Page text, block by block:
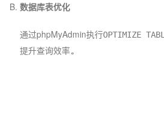
数据库表优化
通过phpMyAdmin执行OPTIMIZE
提升查询效率。